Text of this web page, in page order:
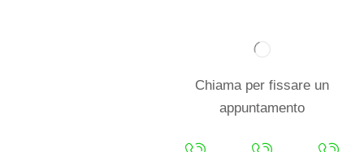
Chiama per fissare un
appuntamento